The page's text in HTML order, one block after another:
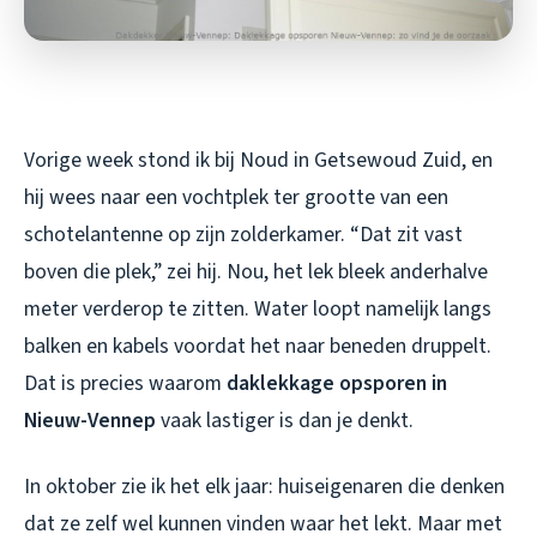
Vorige week stond ik bij Noud in Getsewoud Zuid, en
hij wees naar een vochtplek ter grootte van een
schotelantenne op zijn zolderkamer. “Dat zit vast
boven die plek,” zei hij. Nou, het lek bleek anderhalve
meter verderop te zitten. Water loopt namelijk langs
balken en kabels voordat het naar beneden druppelt.
Dat is precies waarom daklekkage opsporen in
Nieuw-Vennep vaak lastiger is dan je denkt.
In oktober zie ik het elk jaar: huiseigenaren die denken
dat ze zelf wel kunnen vinden waar het lekt. Maar met